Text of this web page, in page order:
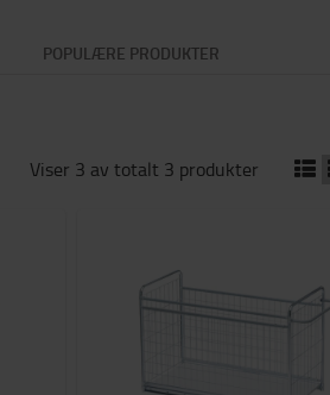
POPULÆRE PRODUKTER
Viser 3 av totalt 3 produkter